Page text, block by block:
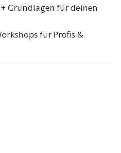
Grundlagen für deinen
für Profis &